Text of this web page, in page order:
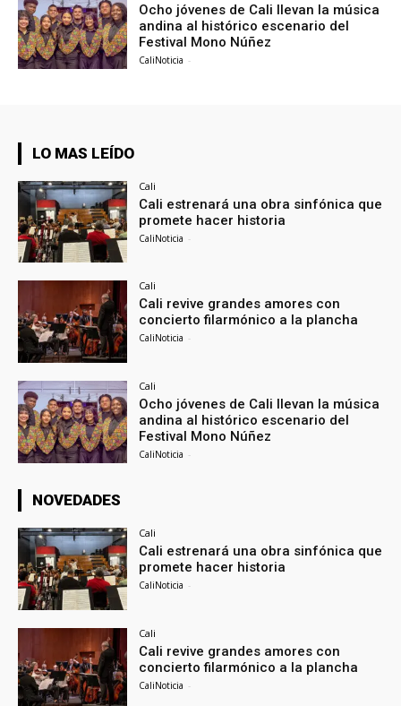
Ocho jóvenes de Cali llevan la música
andina al histórico escenario del
Festival Mono Núñez
CaliNoticia -
LO MAS LEÍDO
Cali
Cali estrenará una obra sinfónica que
promete hacer historia
CaliNoticia -
Cali
Cali revive grandes amores con
concierto filarmónico a la plancha
CaliNoticia -
Cali
Ocho jóvenes de Cali llevan la música
andina al histórico escenario del
Festival Mono Núñez
CaliNoticia -
NOVEDADES
Cali
Cali estrenará una obra sinfónica que
promete hacer historia
CaliNoticia -
Cali
Cali revive grandes amores con
concierto filarmónico a la plancha
CaliNoticia -